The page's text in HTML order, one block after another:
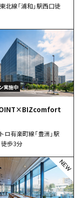
北線「浦和」駅西口徒
ロ有楽町線「豊洲」駅
歩3分
NEW